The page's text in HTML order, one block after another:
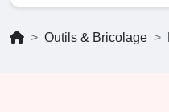
Outils & Bricolage